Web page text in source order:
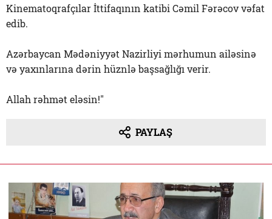
Kinematoqrafçılar İttifaqının katibi Cəmil Fərəcov vəfat
edib.
Azərbaycan Mədəniyyət Nazirliyi mərhumun ailəsinə
və yaxınlarına dərin hüznlə başsağlığı verir.
Allah rəhmət eləsin!"
PAYLAŞ